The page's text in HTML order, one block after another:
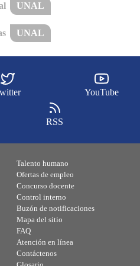
UNAL
UNAL
YouTube
RSS
Talento humano
Ofertas de empleo
Concurso docente
Control interno
Buzón de notificaciones
Mapa del sitio
FAQ
Atención en línea
Contáctenos